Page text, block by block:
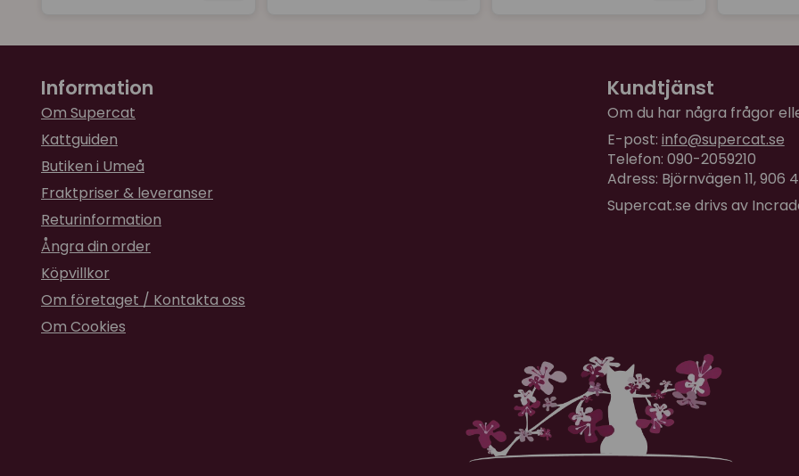
Information
Om Supercat
Kattguiden
Butiken i Umeå
Fraktpriser & leveranser
Returinformation
Ångra din order
Köpvillkor
Om företaget / Kontakta oss
Om Cookies
Kundtjänst
Om du har några frågor
E-post: info@supercat.se
Telefon: 090-2059210
Adress: Björnvägen 11, 906
Supercat.se drivs av